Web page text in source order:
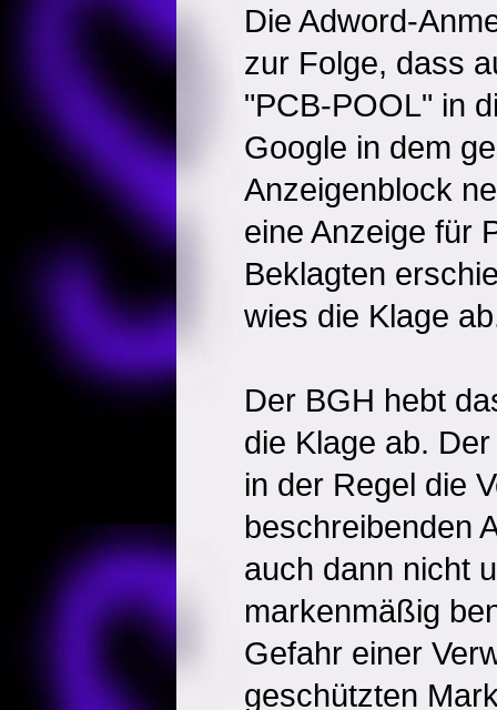
Die Adword-
zur Folge, dass
"PCB-POOL" in
Google in dem
Anzeigenblock
eine Anzeige für
Beklagten
wies die Klage
Der BGH hebt
die Klage ab.
in der Regel die
beschreibenden
auch dann nicht
markenmäßig
Gefahr einer
geschützten